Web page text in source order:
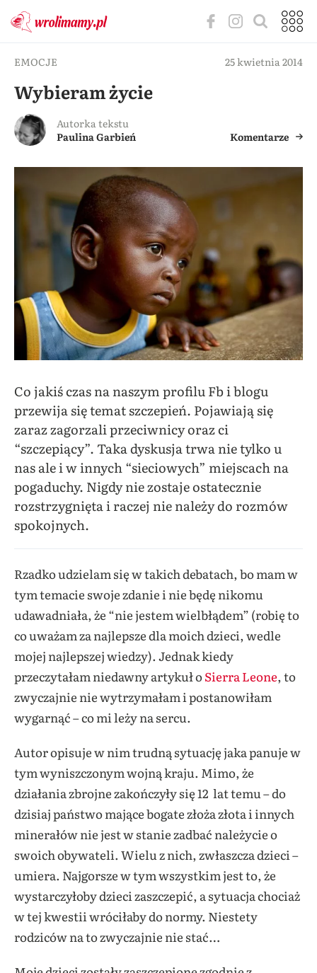
EMOCJE 25 kwietnia 2014
Wybieram życie
Autorka tekstu
Paulina Garbień
Komentarze
Co jakiś czas na naszym profilu Fb i blogu
przewija się temat szczepień. Pojawiają się
zaraz zagorzali przeciwnicy oraz ci
“szczepiący”. Taka dyskusja trwa nie tylko u
nas ale i w innych “sieciowych” miejscach na
pogaduchy. Nigdy nie zostaje ostatecznie
rozstrzygnięta i raczej nie należy do rozmów
spokojnych.
Rzadko udzielam się w takich debatach, bo mam w
tym temacie swoje zdanie i nie będę nikomu
udawadniała, że “nie jestem wielbłądem” (robię to
co uważam za najlepsze dla moich dzieci, wedle
mojej najlepszej wiedzy). Jednak kiedy
przeczytałam niedawny artykuł oSierra Leone, to
zwyczajnie nie wytrzymałam i postanowiłam
wygarnąć – co mi leży na sercu.
Autor opisuje w nim trudną sytuację jaka panuje w
tym wyniszczonym wojną kraju. Mimo, że
działania zbrojne zakończyły się 12 lat temu – do
dzisiaj państwo mające bogate złoża złota i innych
minerałów nie jest w stanie zadbać należycie o
swoich obywateli. Wielu z nich, zwłaszcza dzieci –
umiera. Najgorsze w tym wszystkim jest to, że
wystarczyłoby dzieci zaszczepić, a sytuacja chociaż
w tej kwestii wróciłaby do normy. Niestety
rodziców na to zwyczajnie nie stać…